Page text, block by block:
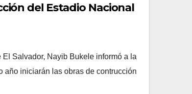
del Estadio Nacional
Salvador, Nayib Bukele informó a la
año iniciarán las obras de contrucción